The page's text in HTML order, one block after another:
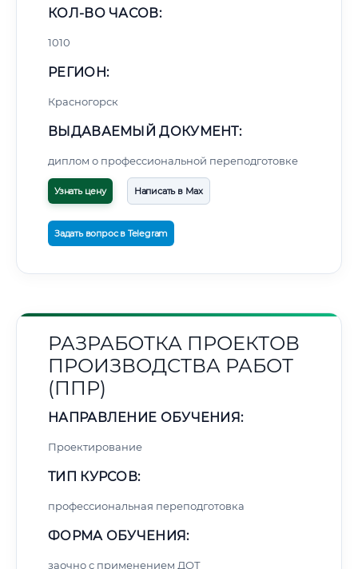
КОЛ-ВО ЧАСОВ:
1010
РЕГИОН:
Красногорск
ВЫДАВАЕМЫЙ ДОКУМЕНТ:
диплом о профессиональной переподготовке
Узнать цену Написать в Max
Задать вопрос в Telegram
РАЗРАБОТКА ПРОЕКТОВ
ПРОИЗВОДСТВА РАБОТ
(ППР)
НАПРАВЛЕНИЕ ОБУЧЕНИЯ:
Проектирование
ТИП КУРСОВ:
профессиональная переподготовка
ФОРМА ОБУЧЕНИЯ:
заочно с применением ДОТ